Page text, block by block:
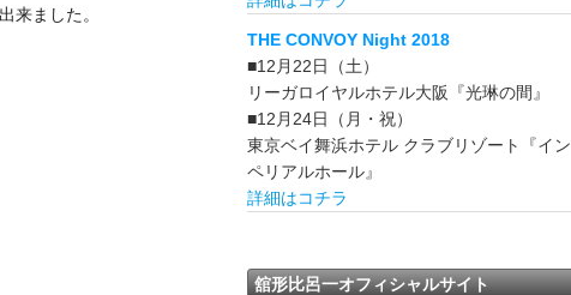
来ました。
THE CONVOY Night 2018
■12月22日（土）
リーガロイヤルホテル大阪『光琳の間』
■12月24日（月・祝）
東京ベイ舞浜ホテル クラブリゾート『イン
ペリアルホール』
詳細はコチラ
舘形比呂一オフィシャルサイト